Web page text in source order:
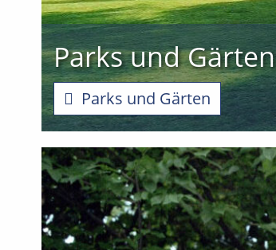
Parks und Gärten
Parks und Gärten